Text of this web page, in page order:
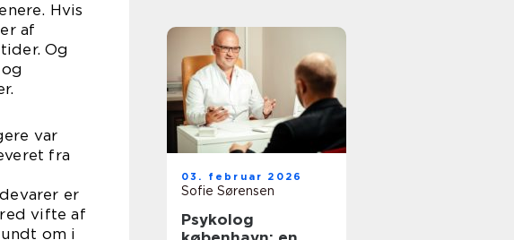
Hvis
af
Og
var
fra
er
vifte af
om i
03. februar 2026
Sofie Sørensen
Psykolog